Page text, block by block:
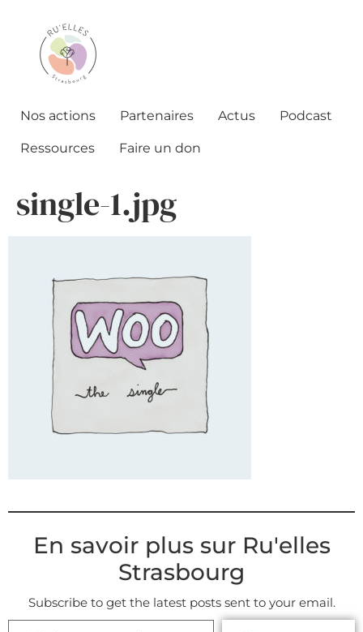
Nos actions Partenaires Actus Podcast
Ressources Faire un don
single-1.jpg
En savoir plus sur Ru'elles
Strasbourg
Subscribe to get the latest posts sent to your email.